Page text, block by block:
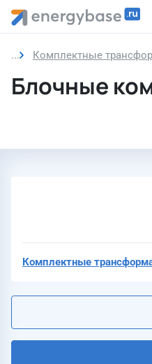
Комплектные
Блочные
Комплектные